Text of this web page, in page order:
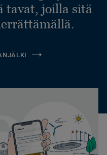
tavat, joilla sitä